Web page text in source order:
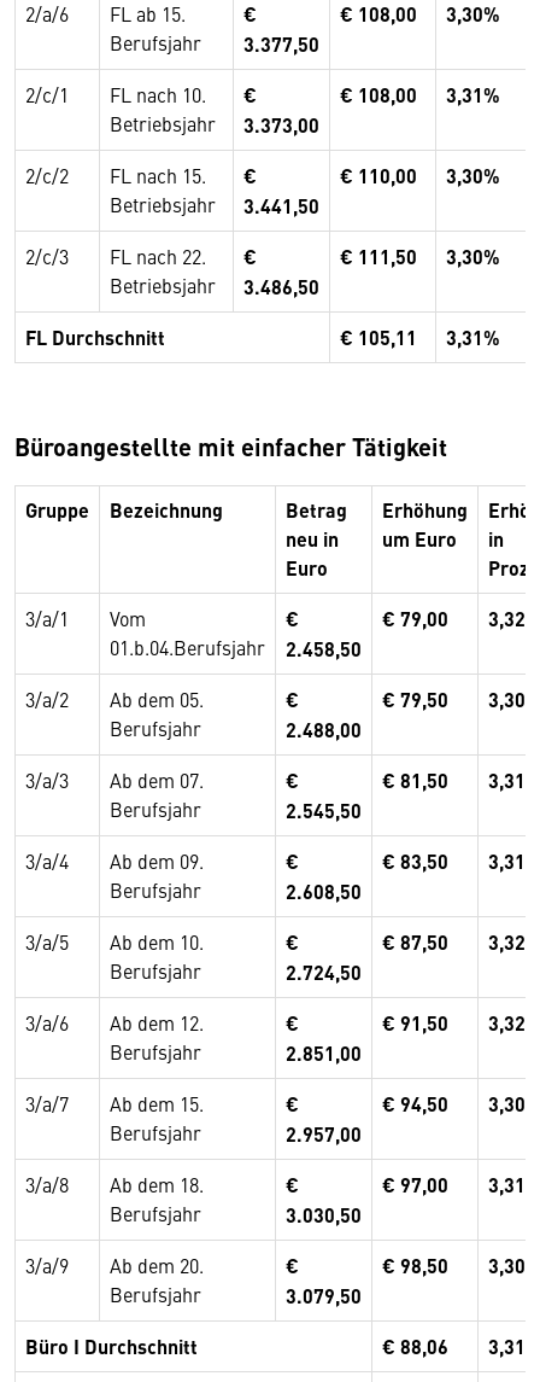
2/a/6
FL ab 15.
Berufsjahr
€
3.377,50
€ 108,00 3,30%
2/c/1
FL nach 10.
Betriebsjahr
€
3.373,00
€ 108,00 3,31%
2/c/2
FL nach 15.
Betriebsjahr
€
3.441,50
€ 110,00 3,30%
2/c/3
FL nach 22.
Betriebsjahr
€
3.486,50
€ 111,50 3,30%
FL Durchschnitt € 105,11 3,31%
Büroangestellte mit einfacher Tätigkeit
Gruppe Bezeichnung
Betrag
neu in
Euro
Erhöhung
um Euro
in
3/a/1
Vom
01.b.04.Berufsjahr
€
2.458,50
€ 79,00
3/a/2
Ab dem 05.
Berufsjahr
€
2.488,00
€ 79,50
3/a/3
Ab dem 07.
Berufsjahr
€
2.545,50
€ 81,50
3/a/4
Ab dem 09.
Berufsjahr
€
2.608,50
€ 83,50
3/a/5
Ab dem 10.
Berufsjahr
€
2.724,50
€ 87,50
3/a/6
Ab dem 12.
Berufsjahr
€
2.851,00
€ 91,50
3/a/7
Ab dem 15.
Berufsjahr
€
2.957,00
€ 94,50
3/a/8
Ab dem 18.
Berufsjahr
€
3.030,50
€ 97,00
3/a/9
Ab dem 20.
Berufsjahr
€
3.079,50
€ 98,50
Büro I Durchschnitt € 88,06